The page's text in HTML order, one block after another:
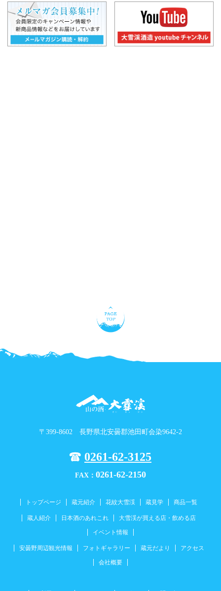
〒399-8602 長野県北安曇郡池田町会染9642-2
0261-62-3125
FAX： 0261-62-2150
トップページ 蔵元紹介 花紋大雪渓 蔵見学 商品一覧
蔵人紹介 日本酒のあれこれ 大雪渓が買える店・飲める店
イベント情報
安曇野周辺観光情報 フォトギャラリー 蔵元だより アクセス
会社概要